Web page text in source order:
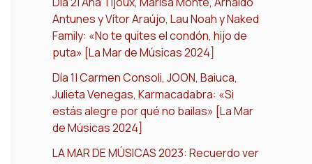
Antunes y Vítor Araújo, Lau Noah y Naked
Family: «No te quites el condón, hijo de
puta» [La Mar de Músicas 2024]
Día 1| Carmen Consoli, JOON, Baiuca,
Julieta Venegas, Karmacadabra: «Si
estás alegre por qué no bailas» [La Mar
de Músicas 2024]
LA MAR DE MÚSICAS 2023: Recuerdo ver